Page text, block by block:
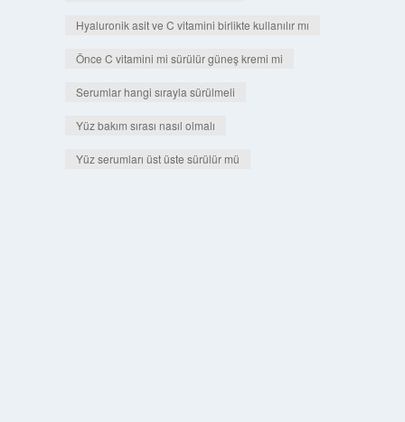
Hyaluronik asit ve C vitamini birlikte kullanılır mı
Önce C vitamini mi sürülür güneş kremi mi
Serumlar hangi sırayla sürülmeli
Yüz bakım sırası nasıl olmalı
Yüz serumları üst üste sürülür mü